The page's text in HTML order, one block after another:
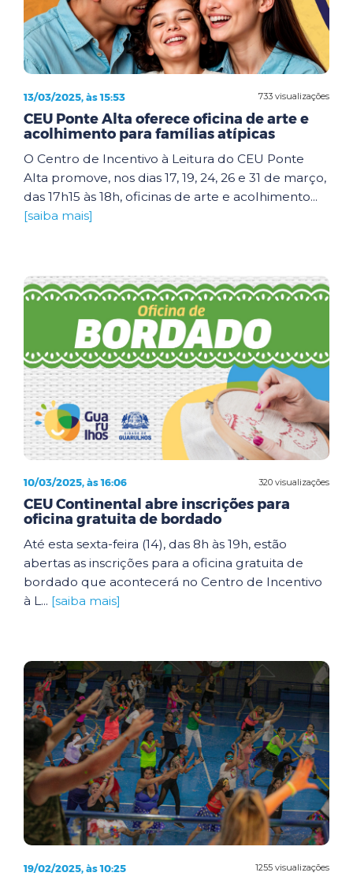
733 visualizações
13/03/2025, às 15:53
CEU Ponte Alta oferece oficina de arte e
acolhimento para famílias atípicas
O Centro de Incentivo à Leitura do CEU Ponte
Alta promove, nos dias 17, 19, 24, 26 e 31 de março,
das 17h15 às 18h, oficinas de arte e acolhimento...
[saiba mais]
320 visualizações
10/03/2025, às 16:06
CEU Continental abre inscrições para
oficina gratuita de bordado
Até esta sexta-feira (14), das 8h às 19h, estão
abertas as inscrições para a oficina gratuita de
bordado que acontecerá no Centro de Incentivo
à L... [saiba mais]
1255 visualizações
19/02/2025, às 10:25